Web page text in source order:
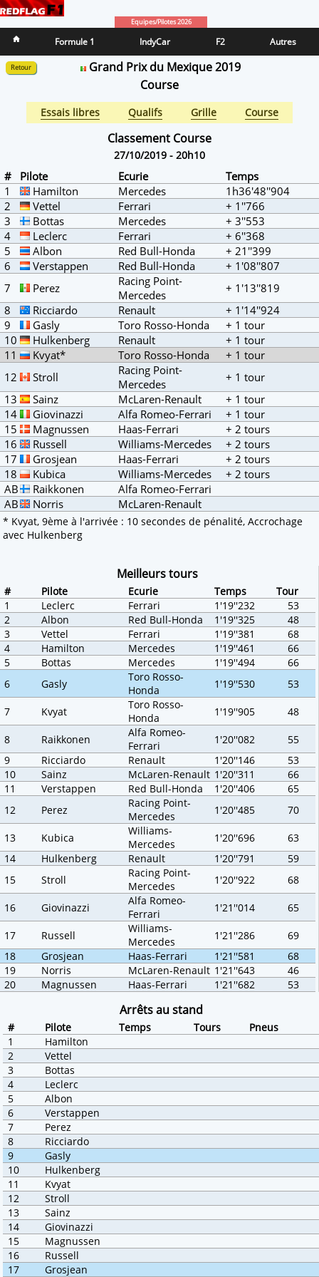
Equipes/Pilotes 2026
Formule 1 IndyCar F2 Autres
Retour
Grand Prix du Mexique 2019
Course
Essais libres Qualifs Grille Course
Classement Course
27/10/2019 - 20h10
# Pilote Ecurie
Temps
1
Hamilton Mercedes
1h36'48''904
2
Vettel Ferrari
+ 1''766
3
Bottas Mercedes
+ 3''553
4
Leclerc Ferrari
+ 6''368
5
Albon Red Bull-Honda
+ 21''399
6
Verstappen Red Bull-Honda
+ 1'08''807
7
Perez
Racing Point-
Mercedes
+ 1'13''819
8
Ricciardo Renault
+ 1'14''924
9
Gasly Toro Rosso-Honda
+ 1 tour
10
Hulkenberg Renault
+ 1 tour
11
Kvyat* Toro Rosso-Honda
+ 1 tour
12
Stroll
Racing Point-
Mercedes
+ 1 tour
13
Sainz McLaren-Renault
+ 1 tour
14
Giovinazzi Alfa Romeo-Ferrari
+ 1 tour
15
Magnussen Haas-Ferrari
+ 2 tours
16
Russell Williams-Mercedes
+ 2 tours
17
Grosjean Haas-Ferrari
+ 2 tours
18
Kubica Williams-Mercedes
+ 2 tours
AB
Raikkonen
Alfa Romeo-Ferrari
AB
Norris McLaren-Renault
* Kvyat, 9ème à l'arrivée : 10 secondes de pénalité, Accrochage
avec Hulkenberg
Meilleurs tours
# Pilote Ecurie Temps
Tour
1
Leclerc Ferrari 1'19''232
53
2
Albon Red Bull-Honda 1'19''325
48
3
Vettel Ferrari 1'19''381
68
4
Hamilton Mercedes 1'19''461
66
5
Bottas Mercedes 1'19''494
66
6
Gasly
Toro Rosso-
Honda
1'19''530 53
7 Kvyat
Toro Rosso-
Honda
1'19''905 48
8 Raikkonen
Alfa Romeo-
Ferrari
1'20''082
55
9
Ricciardo Renault 1'20''146
53
10
Sainz McLaren-Renault 1'20''311
66
11
Verstappen Red Bull-Honda 1'20''406
65
12
Perez
Racing Point-
Mercedes
1'20''485 70
13 Kubica
Williams-
Mercedes
1'20''696
63
14
Hulkenberg Renault 1'20''791
59
15
Stroll
Racing Point-
Mercedes
1'20''922 68
16 Giovinazzi
Alfa Romeo-
Ferrari
1'21''014 65
17 Russell
Williams-
Mercedes
1'21''286
69
18
Grosjean Haas-Ferrari 1'21''581
68
19
Norris McLaren-Renault 1'21''643
46
20
Magnussen Haas-Ferrari 1'21''682 53
Arrêts au stand
# Pilote Temps Tours
Pneus
1
Hamilton
2
Vettel
3
Bottas
4
Leclerc
5
Albon
6
Verstappen
7
Perez
8
Ricciardo
9
Gasly
10
Hulkenberg
11
Kvyat
12
Stroll
13
Sainz
14
Giovinazzi
15
Magnussen
16
Russell
17
Grosjean